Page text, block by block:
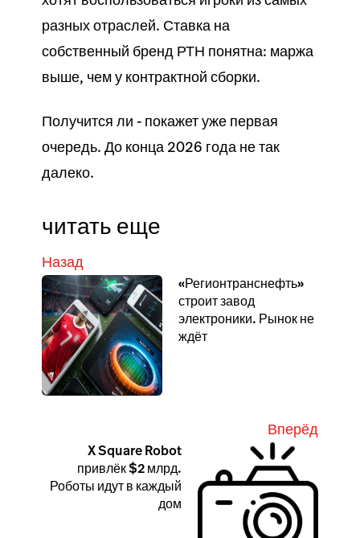
разных отраслей. Ставка на
собственный бренд РТН понятна: маржа
выше, чем у контрактной сборки.
Получится ли - покажет уже первая
очередь. До конца 2026 года не так
далеко.
читать еще
Назад
«Регионтранснефть»
строит завод
электроники. Рынок не
ждёт
Вперёд
X Square Robot
привлёк $2 млрд.
Роботы идут в каждый
дом